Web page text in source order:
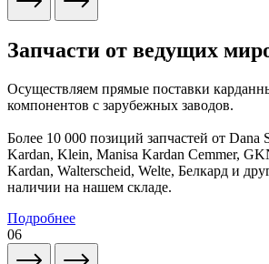
Запчасти от ведущих
Осуществляем прямые поставки
компонентов с зарубежных заводов.
Более 10 000 позиций запчастей от Dana
Kardan, Klein, Manisa Kardan Cemmer,
Kardan, Walterscheid, Welte, Белкард и
наличии на нашем складе.
Подробнее
06